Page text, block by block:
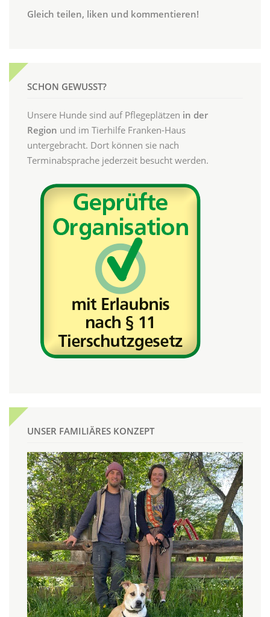
Gleich teilen, liken und kommentieren!
SCHON GEWUSST?
Unsere Hunde sind auf Pflegeplätzen in der
Region und im Tierhilfe Franken-Haus
untergebracht. Dort können sie nach
Terminabsprache jederzeit besucht werden.
UNSER FAMILIÄRES KONZEPT